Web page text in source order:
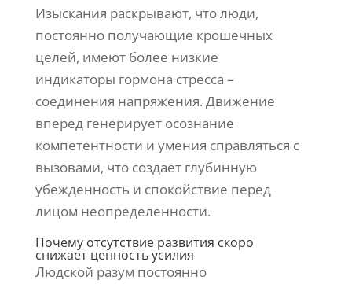
Изыскания раскрывают, что люди,
постоянно получающие крошечных
целей, имеют более низкие
индикаторы гормона стресса –
соединения напряжения. Движение
вперед генерирует осознание
компетентности и умения справляться с
вызовами, что создает глубинную
убежденность и спокойствие перед
лицом неопределенности.
Почему отсутствие развития скоро
снижает ценность усилия
Людской разум постоянно